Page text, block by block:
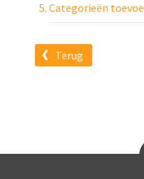
Categorieën
Terug